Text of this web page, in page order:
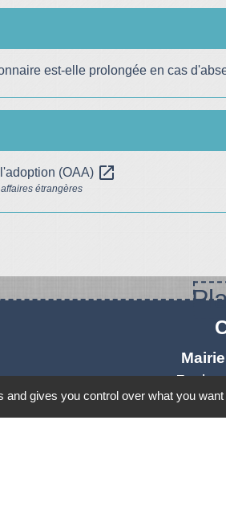
est-elle prolongée en cas
(OAA) open_in_new
étrangères
7,
86150 Le
and gives you control over what you